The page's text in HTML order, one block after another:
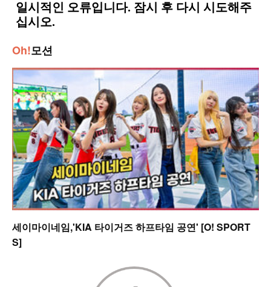
Oh!모션
세이마이네임,'KIA 타이거즈 하프타임 공연' [O! SPORT
S]